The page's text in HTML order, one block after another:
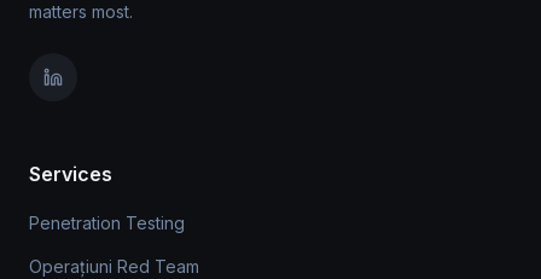
matters most.
Services
Penetration Testing
Operațiuni Red Team